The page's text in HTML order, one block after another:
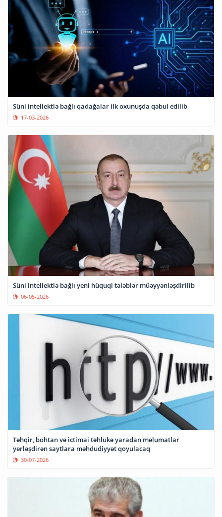
Süni intellektlə bağlı qadağalar ilk oxunuşda qəbul edilib
17-03-2026
Süni intellektlə bağlı yeni hüquqi tələblər müəyyənləşdirilib
06-05-2026
Təhqir, böhtan və ictimai təhlükə yaradan məlumatlar
yerləşdirən saytlara məhdudiyyət qoyulacaq
30-07-2026